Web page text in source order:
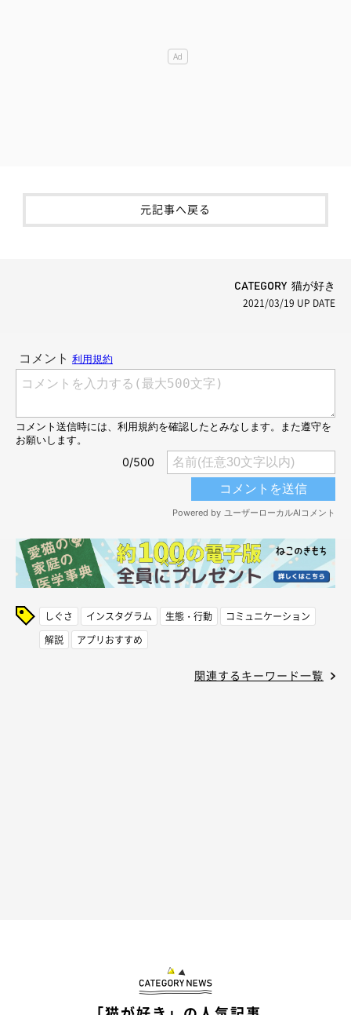
元記事へ戻る
CATEGORY 猫が好き
2021/03/19 UP DATE
しぐさ インスタグラム 生態・行動
コミュニケーション
解説
アプリおすすめ
関連するキーワード一覧